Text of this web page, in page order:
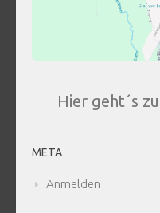
Hier geht´s
META
Anmelden